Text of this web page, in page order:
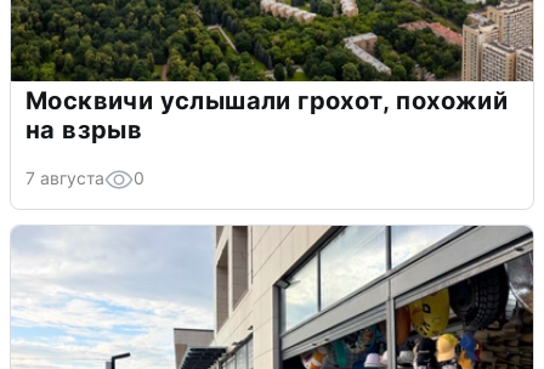
Москвичи услышали грохот, похожий
на взрыв
7 августа 0